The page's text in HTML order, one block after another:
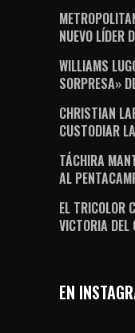
NUEVO LÍDER
WILLIAMS
SORPRESA»
CHRISTIAN
CUSTODIAR
TÁCHIRA
AL
EL TRICOLOR
VICTORIA DEL
EN